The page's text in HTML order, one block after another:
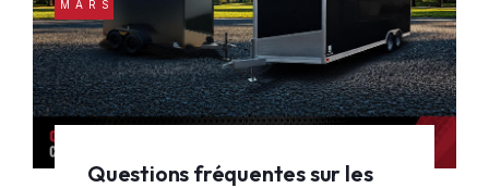
MARS
Questions fréquentes sur les